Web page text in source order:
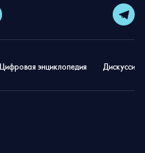
Цифровая энциклопедия